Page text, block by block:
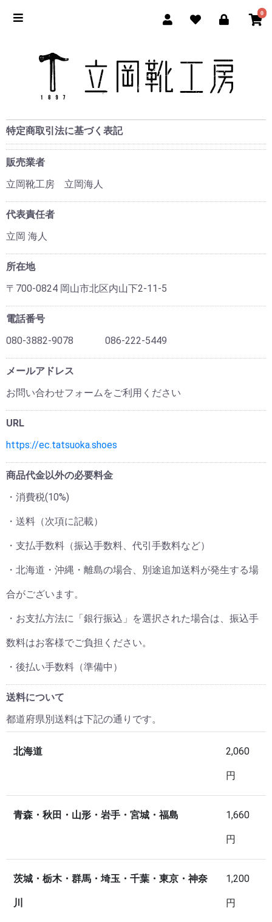
0
特定商取引法に基づく表記
販売業者
立岡靴工房 立岡海人
代表責任者
立岡 海人
所在地
〒700-0824 岡山市北区内山下2-11-5
電話番号
080-3882-9078 086-222-5449
メールアドレス
お問い合わせフォームをご利用ください
URL
https://ec.tatsuoka.shoes
商品代金以外の必要料金
・消費税(10%)
・送料（次項に記載）
・支払手数料（振込手数料、代引手数料など）
・北海道・沖縄・離島の場合、別途追加送料が発生する場
合がございます。
・お支払方法に「銀行振込」を選択された場合は、振込手
数料はお客様でご負担ください。
・後払い手数料（準備中）
送料について
都道府県別送料は下記の通りです。
北海道 2,060
円
青森・秋田・山形・岩手・宮城・福島 1,660
円
茨城・栃木・群馬・埼玉・千葉・東京・神奈
川
1,200
円